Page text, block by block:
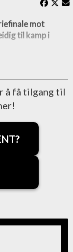
mot
til kamp i
å få tilgang til